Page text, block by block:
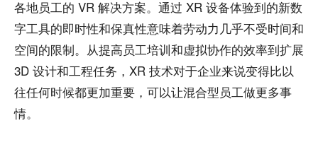
各地员工的 VR 解决方案。通过 XR 设备体验到的新数
字工具的即时性和保真性意味着劳动力几乎不受时间和
空间的限制。从提高员工培训和虚拟协作的效率到扩展
3D 设计和工程任务，XR 技术对于企业来说变得比以
往任何时候都更加重要，可以让混合型员工做更多事
情。